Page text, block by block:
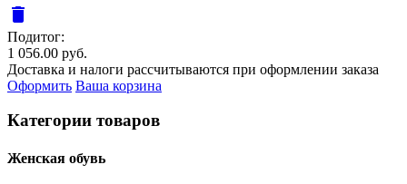
delete
Подитог:
1 056.00 руб.
Доставка и налоги рассчитываются при оформлении заказа
Оформить Ваша корзина
Категории товаров
Женcкая обувь